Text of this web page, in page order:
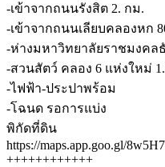
-เข้าจากถนนรังสิต 2. กม.
-เข้าจากถนนเลียบคลองหก
-ห่างมหาวิทยาลัยราชมงคล
-สวนสัตว์ คลอง 6 แห่งใหม่
-ไฟฟ้า-ประปาพร้อม
-โฉนด รอการแบ่ง
พิกัดที่ดิน
https://maps.app.goo.gl/
++++++++++++